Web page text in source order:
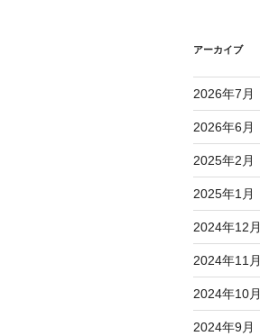
アーカイブ
2026年7月
2026年6月
2025年2月
2025年1月
2024年12月
2024年11月
2024年10月
2024年9月